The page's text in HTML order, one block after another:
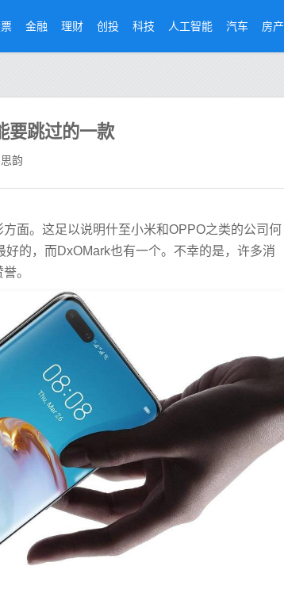
金融 理财 创投 科技 人工智能 汽车 房产
要跳过的一款
韵
面。这足以说明什至小米和OPPO之类的公司何
的，而DxOMark也有一个。不幸的是，许多消
。